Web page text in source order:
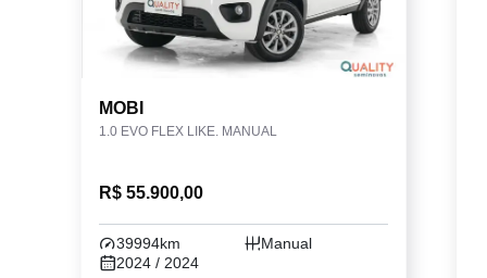
MOBI
1.0 EVO FLEX LIKE. MANUAL
R$ 55.900,00
39994km
Manual
2024 / 2024